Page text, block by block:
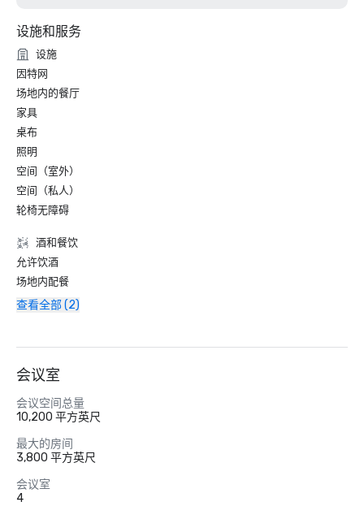
设施和服务
设施
因特网
场地内的餐厅
家具
桌布
照明
空间（室外）
空间（私人）
轮椅无障碍
酒和餐饮
允许饮酒
场地内配餐
查看全部 (2)
会议室
会议空间总量
10,200 平方英尺
最大的房间
3,800 平方英尺
会议室
4